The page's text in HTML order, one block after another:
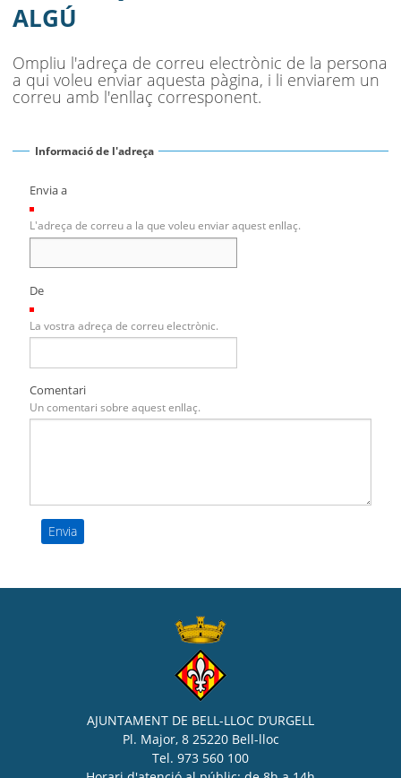
BELL-LLOC SOLUCIONA
ALGÚ
Ompliu l'adreça de correu electrònic de la persona
a qui voleu enviar aquesta pàgina, i li enviarem un
correu amb l'enllaç corresponent.
Informació de l'adreça
Envia a
L'adreça de correu a la que voleu enviar aquest enllaç.
De
La vostra adreça de correu electrònic.
Comentari
Un comentari sobre aquest enllaç.
AJUNTAMENT DE BELL-LLOC D’URGELL
Pl. Major, 8 25220 Bell-lloc
Tel. 973 560 100